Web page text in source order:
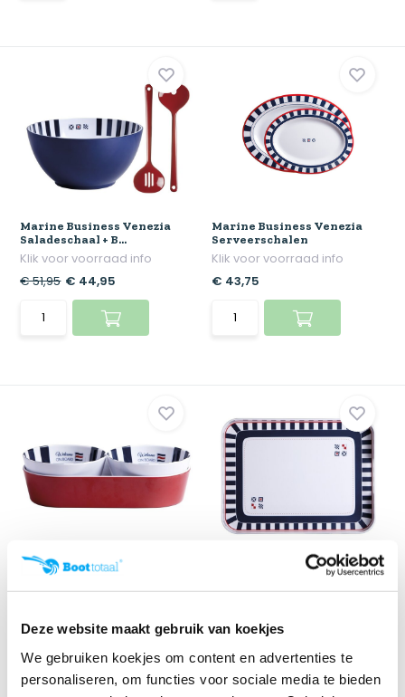
Deze website maakt gebruik van koekjes
We gebruiken koekjes om content en advertenties te
personaliseren, om functies voor sociale media te bieden
Marine Business Venezia
Saladeschaal + B...
Klik voor voorraad info
€ 51,95 € 44,95
Marine Business Venezia
Serveerschalen
Klik voor voorraad info
€ 43,75
Marine Business Venezia
Snack Set
Klik voor voorraad info
€ 36,51
Marine Business Venezia
Klik voor voorraad info
€ 58,50